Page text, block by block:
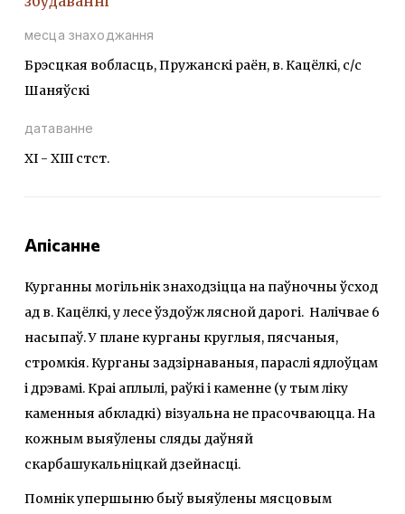
месца знаходжання
Брэсцкая вобласць, Пружанскі раён, в. Кацёлкі, с/с
Шаняўскі
датаванне
ХI - ХIII cтст.
Апісанне
Курганны могільнік знаходзіцца на паўночны ўсход
ад в. Кацёлкі, у лесе ўздоўж лясной дарогі. Налічвае 6
насыпаў. У плане курганы круглыя, пясчаныя,
стромкія. Курганы задзірнаваныя, параслі ядлоўцам
і дрэвамі. Краі аплылі, раўкі і каменне (у тым ліку
каменныя абкладкі) візуальна не прасочваюцца. На
кожным выяўлены сляды даўняй
скарбашукальніцкай дзейнасці.
Помнік упершыню быў выяўлены мясцовым